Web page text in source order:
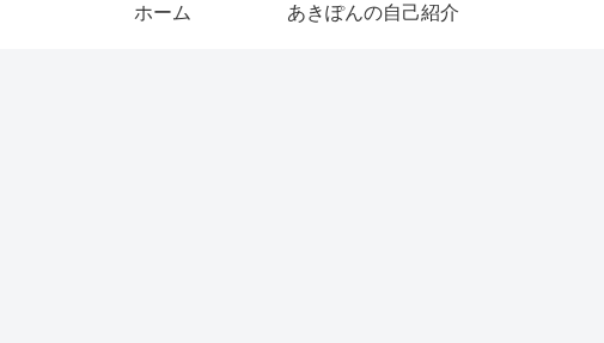
ホーム あきぽんの自己紹介